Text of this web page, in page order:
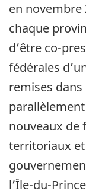
en novembre
chaque
d’être co-
fédérales
remises
nouveaux de
territoriaux et
l’Île-du-